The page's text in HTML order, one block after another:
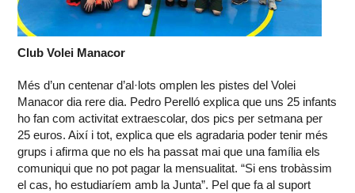
Club Volei Manacor
Més d’un centenar d’al·lots omplen les pistes del Volei
Manacor dia rere dia. Pedro Perelló explica que uns 25 infants
ho fan com activitat extraescolar, dos pics per setmana per
25 euros. Així i tot, explica que els agradaria poder tenir més
grups i afirma que no els ha passat mai que una família els
comuniqui que no pot pagar la mensualitat. “Si ens trobàssim
el cas, ho estudiaríem amb la Junta”. Pel que fa al suport